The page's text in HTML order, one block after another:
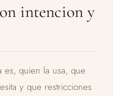
intencion y
es, quien la usa, que
y que restricciones